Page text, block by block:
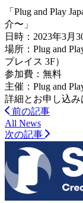
「Plug and Play
介〜」
日時：2023年3月
場所：Plug and
プレイス 3F）
参加費：無料
主催：Plug and
詳細とお申し込み
前の記事
All News
次の記事